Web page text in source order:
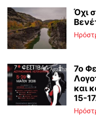
Όχι
7ο
και
15-